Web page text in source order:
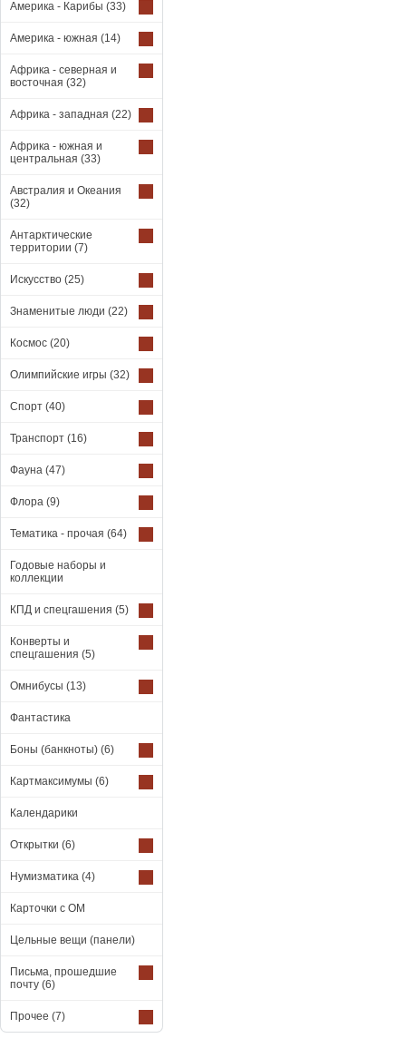
Америка - Карибы (33)
Америка - южная (14)
Африка - северная и
восточная (32)
Африка - западная (22)
Африка - южная и
центральная (33)
Австралия и Океания
(32)
Антарктические
территории (7)
Искусство (25)
Знаменитые люди (22)
Космос (20)
Олимпийские игры (32)
Спорт (40)
Транспорт (16)
Фауна (47)
Флора (9)
Тематика - прочая (64)
Годовые наборы и
коллекции
КПД и спецгашения (5)
Конверты и
спецгашения (5)
Омнибусы (13)
Фантастика
Боны (банкноты) (6)
Картмаксимумы (6)
Календарики
Открытки (6)
Нумизматика (4)
Карточки с ОМ
Цельные вещи (панели)
Письма, прошедшие
почту (6)
Прочее (7)